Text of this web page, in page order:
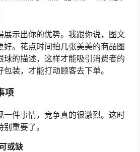
展示出你的优势。我跟你说，图文
好。花点时间拍几张美美的商品图
球的描述，这样才能吸引消费者的
装，才能打动顾客去下单。
项
一件事情，竞争真的很激烈。这时
重要了。
或缺